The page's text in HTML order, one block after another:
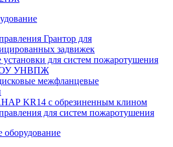
Грантор для
задвижек
для систем пожаротушения
УНВПЖ
межфланцевые
KR14 с обрезиненным клином
для систем пожаротушения